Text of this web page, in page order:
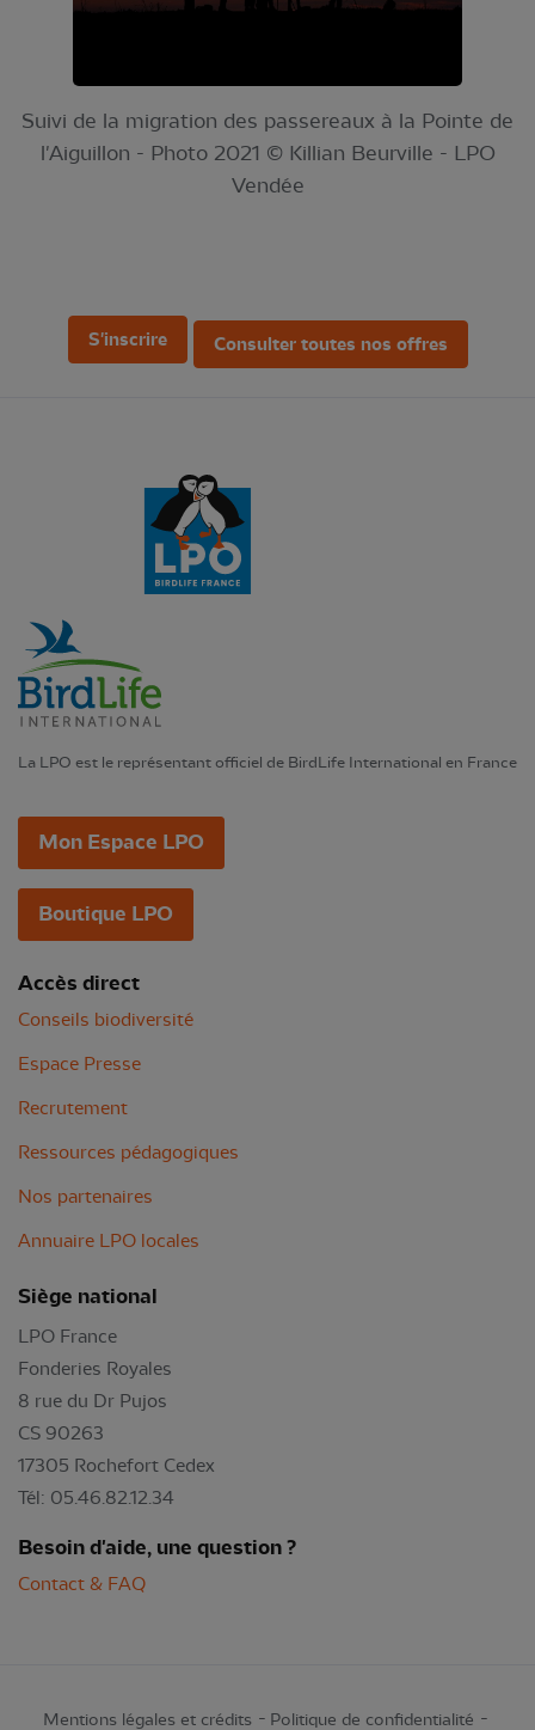
Suivi de la migration des passereaux à la Pointe de
l'Aiguillon - Photo 2021 © Killian Beurville - LPO
Vendée
S'inscrire Consulter toutes nos offres
La LPO est le représentant officiel de BirdLife International en France
Mon Espace LPO
Boutique LPO
Accès direct
Conseils biodiversité
Espace Presse
Recrutement
Ressources pédagogiques
Nos partenaires
Annuaire LPO locales
Siège national
LPO France
Fonderies Royales
8 rue du Dr Pujos
CS 90263
17305 Rochefort Cedex
Tél: 05.46.82.12.34
Besoin d'aide, une question ?
Contact & FAQ
Mentions légales et crédits Politique de confidentialité